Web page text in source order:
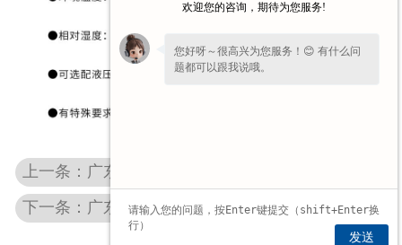
上一条：广东河南制动器
下一条：广东轮边制动器
欢迎您的咨询，期待为您服务!
您好呀～很高兴为您服务！😊 有什么问
题都可以跟我说哦。
发送